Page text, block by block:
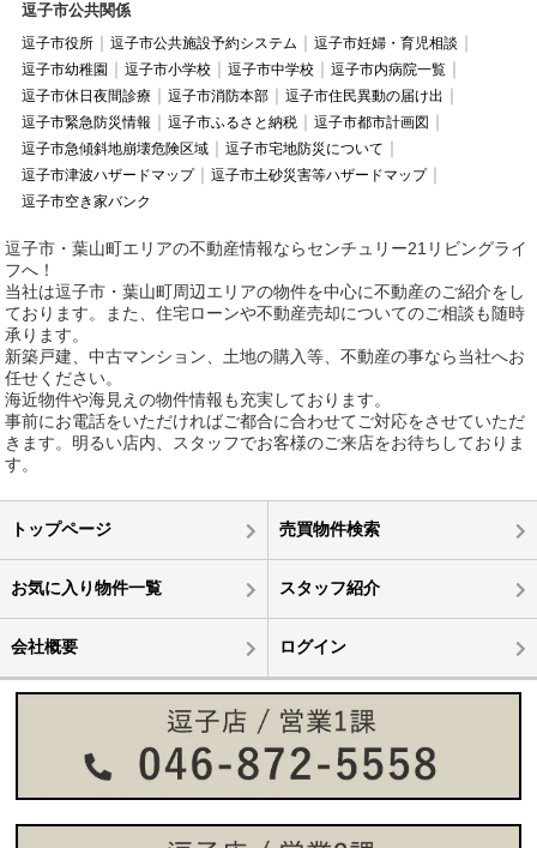
逗子市公共関係
逗子市役所 逗子市公共施設予約システム
逗子市妊婦・育児相談
逗子市幼稚園
逗子市小学校 逗子市中学校
逗子市内病院一覧
逗子市休日夜間診療
逗子市消防本部
逗子市住民異動の届け出
逗子市緊急防災情報
逗子市ふるさと納税
逗子市都市計画図
逗子市急傾斜地崩壊危険区域
逗子市宅地防災について
逗子市津波ハザードマップ
逗子市土砂災害等ハザードマップ
逗子市空き家バンク
逗子市・葉山町エリアの不動産情報ならセンチュリー21リビングライ
フへ！
当社は逗子市・葉山町周辺エリアの物件を中心に不動産のご紹介をし
ております。また、住宅ローンや不動産売却についてのご相談も随時
承ります。
新築戸建、中古マンション、土地の購入等、不動産の事なら当社へお
任せください。
海近物件や海見えの物件情報も充実しております。
事前にお電話をいただければご都合に合わせてご対応をさせていただ
きます。明るい店内、スタッフでお客様のご来店をお待ちしておりま
す。
トップページ 売買物件検索
お気に入り物件一覧 スタッフ紹介
会社概要 ログイン